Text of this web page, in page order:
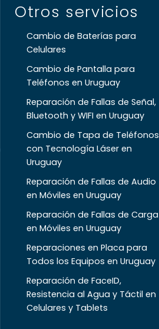
Otros servicios
Cambio de Baterías para
Celulares
Cambio de Pantalla para
Teléfonos en Uruguay
Reparación de Fallas de Señal,
Bluetooth y WIFI en Uruguay
Cambio de Tapa de Teléfonos
con Tecnología Láser en
Uruguay
Reparación de Fallas de Audio
en Móviles en Uruguay
Reparación de Fallas de Carga
en Móviles en Uruguay
Reparaciones en Placa para
Todos los Equipos en Uruguay
Reparación de FaceID,
Resistencia al Agua y Táctil en
Celulares y Tablets